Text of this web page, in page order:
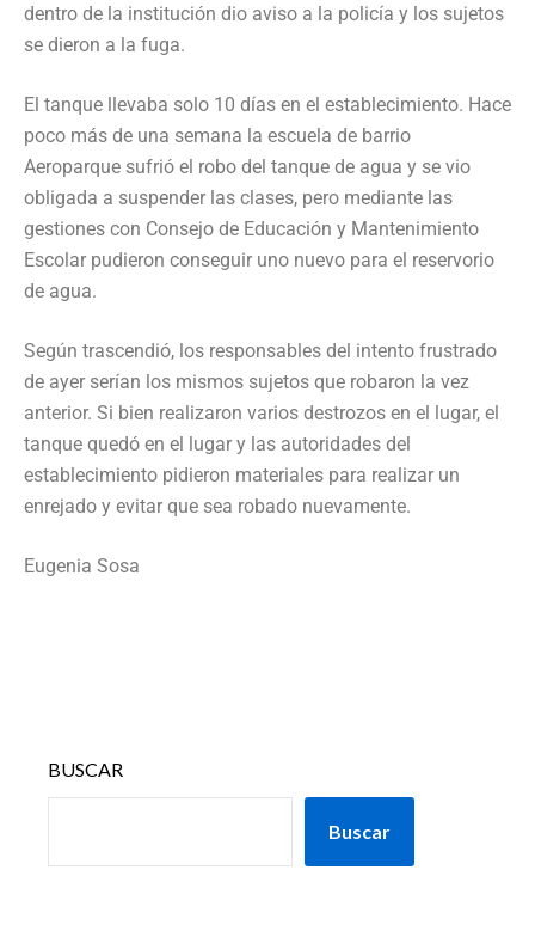
dentro de la institución dio aviso a la policía y los sujetos
se dieron a la fuga.
El tanque llevaba solo 10 días en el establecimiento. Hace
poco más de una semana la escuela de barrio
Aeroparque sufrió el robo del tanque de agua y se vio
obligada a suspender las clases, pero mediante las
gestiones con Consejo de Educación y Mantenimiento
Escolar pudieron conseguir uno nuevo para el reservorio
de agua.
Según trascendió, los responsables del intento frustrado
de ayer serían los mismos sujetos que robaron la vez
anterior. Si bien realizaron varios destrozos en el lugar, el
tanque quedó en el lugar y las autoridades del
establecimiento pidieron materiales para realizar un
enrejado y evitar que sea robado nuevamente.
Eugenia Sosa
BUSCAR
Buscar